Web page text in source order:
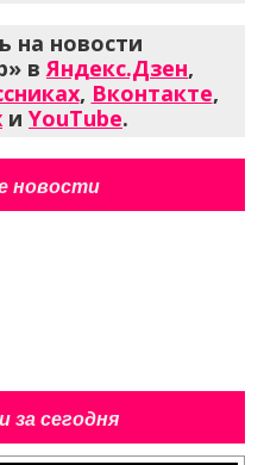
на новости
вЯндекс.Дзен,
, Вконтакте,
и YouTube.
новости
за сегодня